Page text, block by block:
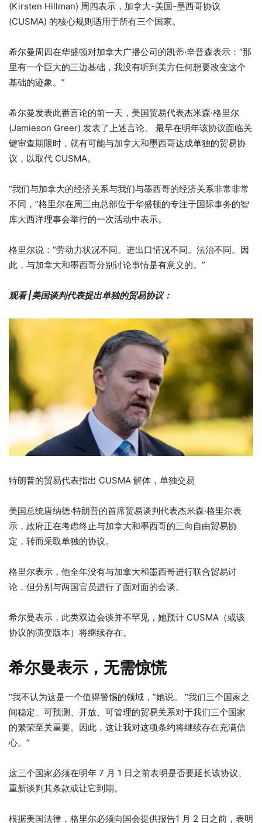
(Kirsten Hillman) 周四表示，加拿大-美国-墨西哥协议
(CUSMA) 的核心规则适用于所有三个国家。
希尔曼周四在华盛顿对加拿大广播公司的凯蒂·辛普森表示：“那
里有一个巨大的三边基础，我没有听到美方任何想要改变这个
基础的迹象。”
希尔曼发表此番言论的前一天，美国贸易代表杰米森·格里尔
(Jamieson Greer) 发表了上述言论。 最早在明年该协议面临关
键审查期限时，就有可能与加拿大和墨西哥达成单独的贸易协
议，以取代 CUSMA。
“我们与加拿大的经济关系与我们与墨西哥的经济关系非常非常
不同，”格里尔在周三由总部位于华盛顿的专注于国际事务的智
库大西洋理事会举行的一次活动中表示。
格里尔说：“劳动力状况不同。进出口情况不同。法治不同。因
此，与加拿大和墨西哥分别讨论事情是有意义的。”
观看 |美国谈判代表提出单独的贸易协议：
特朗普的贸易代表指出 CUSMA 解体，单独交易
美国总统唐纳德·特朗普的首席贸易谈判代表杰米森·格里尔表
示，政府正在考虑终止与加拿大和墨西哥的三向自由贸易协
定，转而采取单独的协议。
格里尔表示，他全年没有与加拿大和墨西哥进行联合贸易讨
论，但分别与两国官员进行了面对面的会谈。
希尔曼表示，此类双边会谈并不罕见，她预计 CUSMA（或该
协议的演变版本）将继续存在。
希尔曼表示，无需惊慌
“我不认为这是一个值得警惕的领域，”她说。 “我们三个国家之
间稳定、可预测、开放、可管理的贸易关系对于我们三个国家
的繁荣至关重要。因此，这让我对这项条约将继续存在充满信
心。”
这三个国家必须在明年 7 月 1 日之前表明是否要延长该协议、
重新谈判其条款或让它到期。
根据美国法律，格里尔必须向国会提供报告1 月 2 日之前，表明